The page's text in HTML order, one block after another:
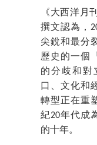
《大西洋月
撰文認為，
尖銳和最分
歷史的一個
的分歧和對
口、文化和
轉型正在重
紀20年代成
的十年。